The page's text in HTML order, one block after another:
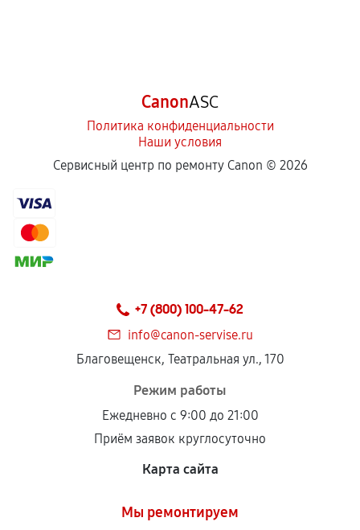
CanonASC
Политика конфиденциальности
Наши условия
Сервисный центр по ремонту Canon © 2026
+7 (800) 100-47-62
info@canon-servise.ru
Благовещенск, Театральная ул., 170
Режим работы
Ежедневно с 9:00 до 21:00
Приём заявок круглосуточно
Карта сайта
Мы ремонтируем